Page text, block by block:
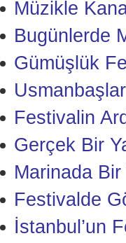
Müzikle
Bugünlerde
Gümüşlük
Festivalin
Gerçek Bir
Marinada
Festivalde
İstanbul’un